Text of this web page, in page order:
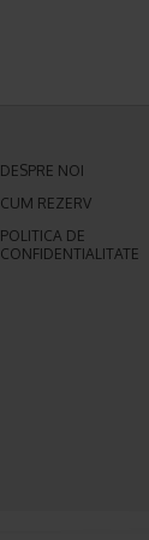
DESPRE NOI
CUM REZERV
POLITICA DE
CONFIDENTIALITATE